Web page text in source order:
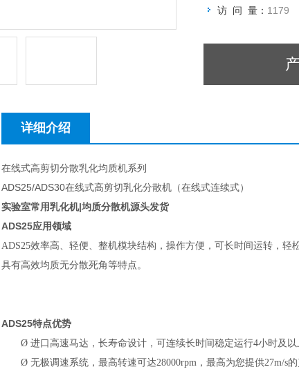
访 问 量： 1179
详细介绍
在线式高剪切分散乳化均质机系列
ADS25/ADS30在线式高剪切乳化分散机（在线式连续式）
实验室常用乳化机|均质分散机源头发货
ADS25应用领域
ADS25效率高、轻便、整机模块结构，操作方便，可长时间运转，轻
具有高效均质无分散死角等特点。
ADS25特点优势
Ø 进口高速马达，长寿命设计，可连续长时间稳定运行4小时及以
Ø 无极调速系统，最高转速可达28000rpm，最高为您提供27m/s